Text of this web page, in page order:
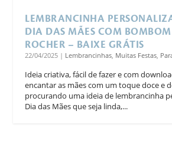
LEMBRANCINHA
DIA DAS MÃES COM BOMBOM
ROCHER – BAIXE GRÁTIS
22/04/2025 | Lembrancinhas Muitas Festas
Ideia criativa, fácil de fazer e com
encantar as mães com um toque doce e
procurando uma ideia de lembrancinha
Dia das Mães que seja linda,...